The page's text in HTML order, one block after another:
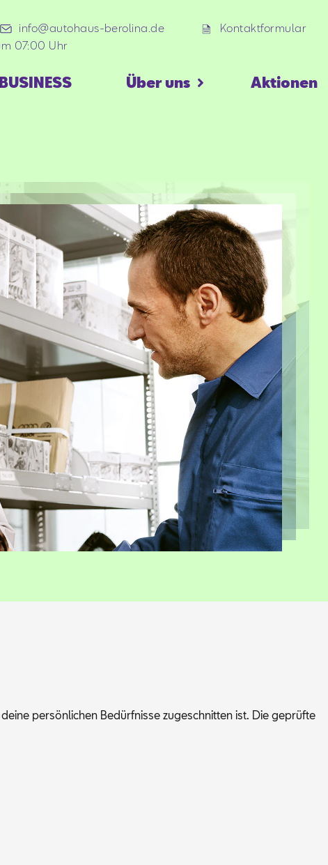
info@autohaus-berolina.de
Kontaktformular
07:00 Uhr
Über uns Aktionen
per­sön­li­chen Be­dürf­nis­se zu­ge­schnit­ten ist. Die ge­prüf­te